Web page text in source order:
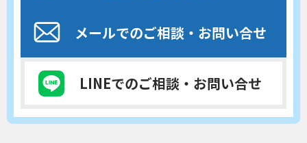
メールでのご相談 ・お問い合せ
LINEでのご相談 ・お問い合せ